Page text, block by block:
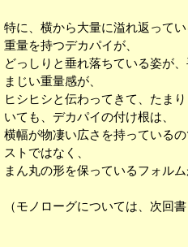
特に、横から大量に溢れ返って
重量を持つデカパイが、
どっしりと垂れ落ちている姿が
まじい重量感が、
ヒシヒシと伝わってきて、たま
いても、デカパイの付け根は、
横幅が物凄い広さを持っている
ストではなく、
まん丸の形を保っているフォル
（モノローグについては、次回書